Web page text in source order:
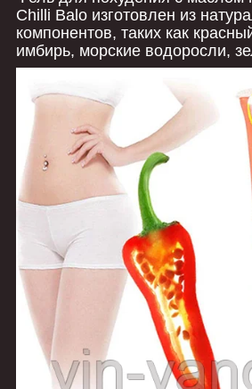
Chilli Balo изготовлен из
компонентов, таких как
имбирь, морские водоросли,